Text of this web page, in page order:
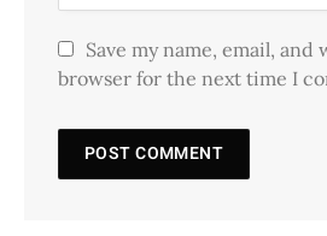
Save my name, email,
browser for the next time I